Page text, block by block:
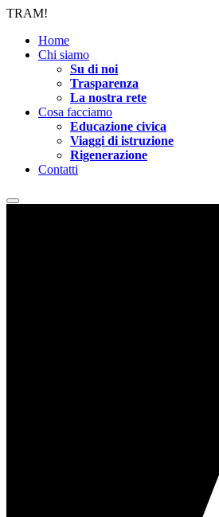
TRAM!
Home
Chi siamo
Su di noi
Trasparenza
La nostra rete
Cosa facciamo
Educazione civica
Viaggi di istruzione
Rigenerazione
Contatti